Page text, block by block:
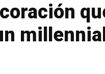
millennial